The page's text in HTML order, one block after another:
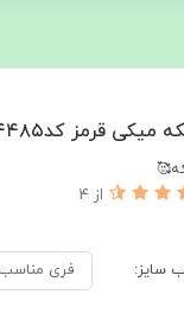
از 4
سایز: فری مناسب۳۶ الی ۴۶